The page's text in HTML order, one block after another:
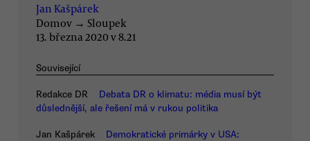
Jan Kašpárek
Domov → Sloupek
13. března 2020 v 8.21
Související
Redakce DR
Debata DR o klimatu: média musí být
důslednější, ale řešení má v rukou politika
Jan Kašpárek
Demokratické primárky v USA: